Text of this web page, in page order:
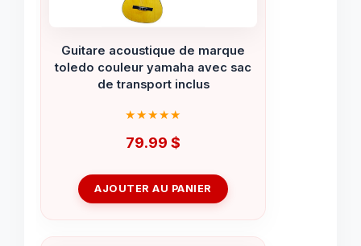
Guitare acoustique de marque
toledo couleur yamaha avec sac
de transport inclus
79.99 $
AJOUTER AU PANIER